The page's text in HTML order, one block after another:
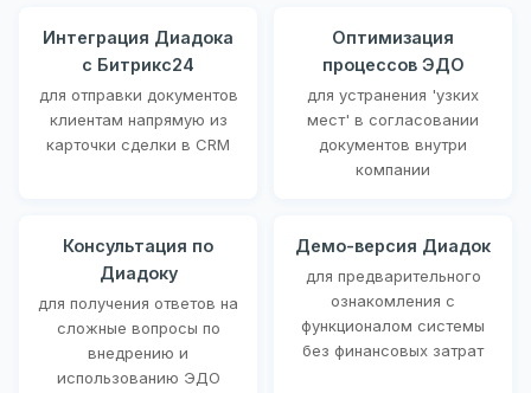
Интеграция Диадока
с Битрикс24
для отправки документов
клиентам напрямую из
карточки сделки в CRM
Оптимизация
процессов ЭДО
для устранения 'узких
мест' в согласовании
документов внутри
компании
Консультация по
Диадоку
для получения ответов на
сложные вопросы по
внедрению и
использованию ЭДО
Демо-версия Диадок
для предварительного
ознакомления с
функционалом системы
без финансовых затрат